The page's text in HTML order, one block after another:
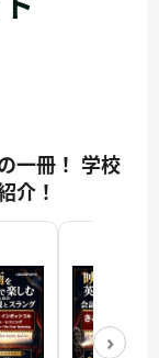
一冊！ 学校
介！
›